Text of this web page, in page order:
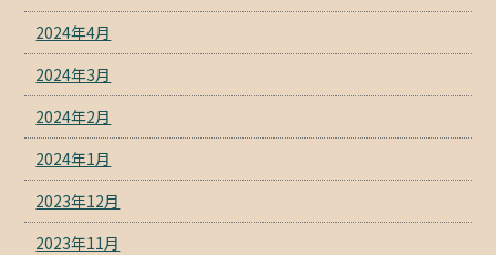
2024年4月
2024年3月
2024年2月
2024年1月
2023年12月
2023年11月